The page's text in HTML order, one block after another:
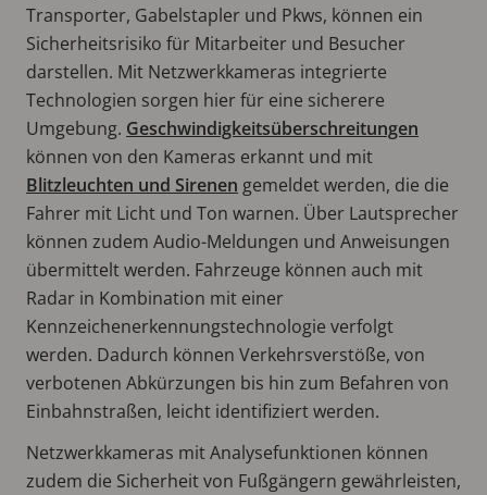
Transporter, Gabelstapler und Pkws, können ein
Sicherheitsrisiko für Mitarbeiter und Besucher
darstellen. Mit Netzwerkkameras integrierte
Technologien sorgen hier für eine sicherere
Umgebung. Geschwindigkeitsüberschreitungen
können von den Kameras erkannt und mit
Blitzleuchten und Sirenen gemeldet werden, die die
Fahrer mit Licht und Ton warnen. Über Lautsprecher
können zudem Audio-Meldungen und Anweisungen
übermittelt werden. Fahrzeuge können auch mit
Radar in Kombination mit einer
Kennzeichenerkennungstechnologie verfolgt
werden. Dadurch können Verkehrsverstöße, von
verbotenen Abkürzungen bis hin zum Befahren von
Einbahnstraßen, leicht identifiziert werden.
Netzwerkkameras mit Analysefunktionen können
zudem die Sicherheit von Fußgängern gewährleisten,